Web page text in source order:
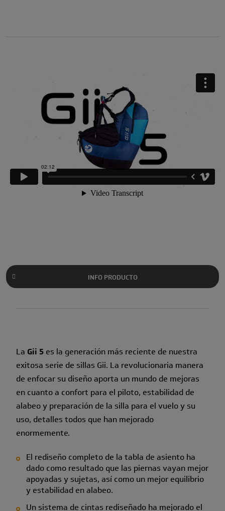
INFO PRODUCTO
La Gii 5 es la generación más reciente de nuestra
exitosa serie de sillas Gii. La revolucionaria manera
de enfocar su diseño aporta un mundo de mejoras
en cuanto a confort para el piloto, estabilidad de
alabeo y preparación de la silla para el vuelo y su
uso, detalles todos que han mejorado
enormemente.
El rediseño completo de la tabla de asiento ha
dado como resultado que las piernas vayan mejor
apoyadas y sujetas, así como un mejor equilibrio
y estabilidad en alabeo.
Un sistema de cintas rediseñado ha mejorado el